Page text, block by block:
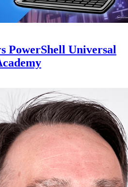
PowerShell Universal